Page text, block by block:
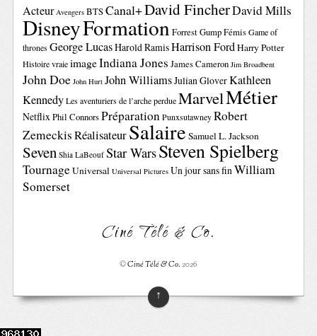
Acteur Avengers BTSCanal+David FincherDavid Mills
DisneyFormationForrest GumpFémis Game of
thrones George LucasHarold RamisHarrison FordHarry Potter
Histoire vraie imageIndiana Jones James Cameron Jim Broadbent
John Doe John Hurt John WilliamsJulian GloverKathleen
Kennedy Les aventuriers de l’arche perdue MarvelMétier
NetflixPhil ConnorsPréparation Punxsutawney Robert
ZemeckisRéalisateurSalaire Samuel L. Jackson
Seven Shia LaBeouf Star WarsSteven Spielberg
TournageUniversal Universal Pictures Un jour sans finWilliam
Somerset
Ciné Télé & Co.
©Ciné Télé & Co.2026
↑